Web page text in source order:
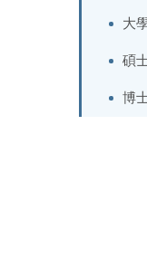
大
碩
博